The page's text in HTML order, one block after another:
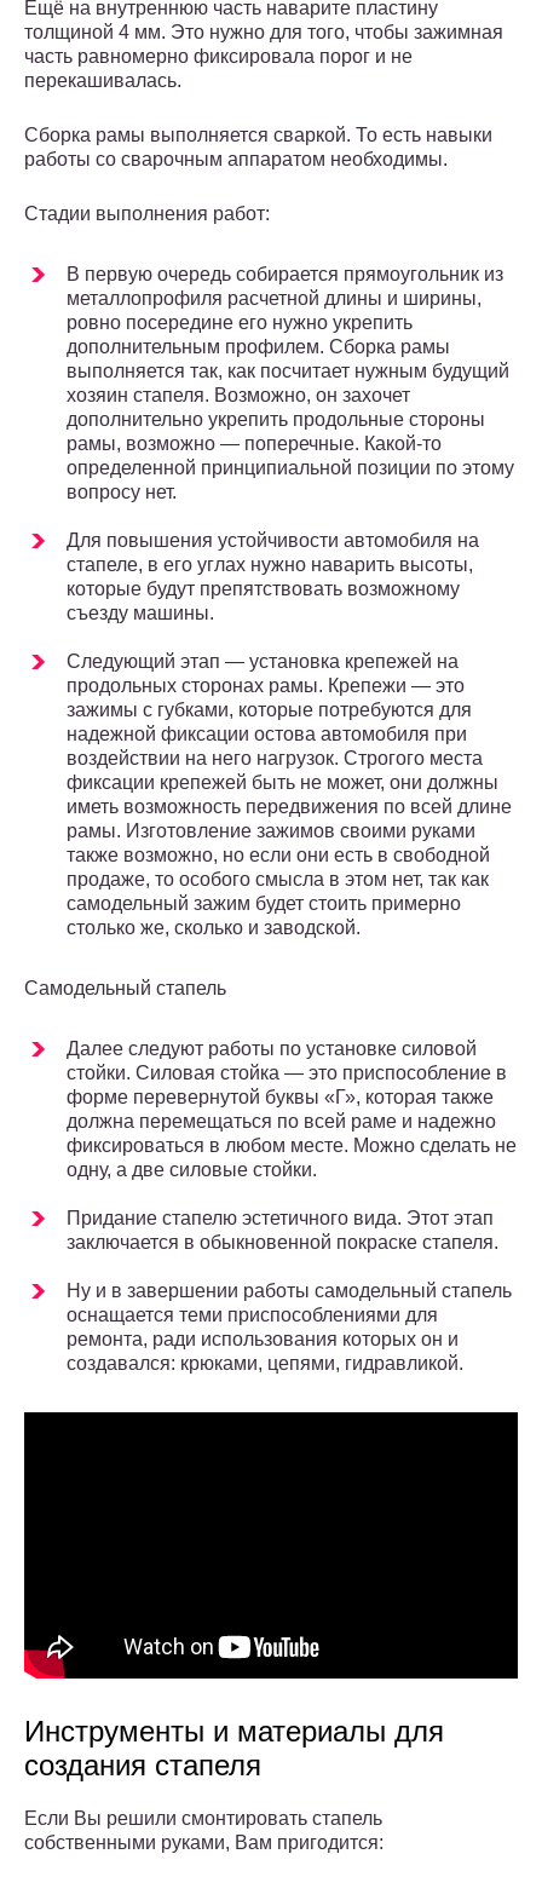
Ещё на внутреннюю часть наварите пластину
толщиной 4 мм. Это нужно для того, чтобы зажимная
часть равномерно фиксировала порог и не
перекашивалась.
Сборка рамы выполняется сваркой. То есть навыки
работы со сварочным аппаратом необходимы.
Стадии выполнения работ:
В первую очередь собирается прямоугольник из
металлопрофиля расчетной длины и ширины,
ровно посередине его нужно укрепить
дополнительным профилем. Сборка рамы
выполняется так, как посчитает нужным будущий
хозяин стапеля. Возможно, он захочет
дополнительно укрепить продольные стороны
рамы, возможно — поперечные. Какой-то
определенной принципиальной позиции по этому
вопросу нет.
Для повышения устойчивости автомобиля на
стапеле, в его углах нужно наварить высоты,
которые будут препятствовать возможному
съезду машины.
Следующий этап — установка крепежей на
продольных сторонах рамы. Крепежи — это
зажимы с губками, которые потребуются для
надежной фиксации остова автомобиля при
воздействии на него нагрузок. Строгого места
фиксации крепежей быть не может, они должны
иметь возможность передвижения по всей длине
рамы. Изготовление зажимов своими руками
также возможно, но если они есть в свободной
продаже, то особого смысла в этом нет, так как
самодельный зажим будет стоить примерно
столько же, сколько и заводской.
Самодельный стапель
Далее следуют работы по установке силовой
стойки. Силовая стойка — это приспособление в
форме перевернутой буквы «Г», которая также
должна перемещаться по всей раме и надежно
фиксироваться в любом месте. Можно сделать не
одну, а две силовые стойки.
Придание стапелю эстетичного вида. Этот этап
заключается в обыкновенной покраске стапеля.
Ну и в завершении работы самодельный стапель
оснащается теми приспособлениями для
ремонта, ради использования которых он и
создавался: крюками, цепями, гидравликой.
Инструменты и материалы для
создания стапеля
Если Вы решили смонтировать стапель
собственными руками, Вам пригодится: